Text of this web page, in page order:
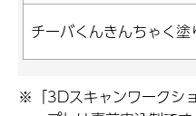
チーバくんきんちゃく塗
※「3Dスキャンワークシ